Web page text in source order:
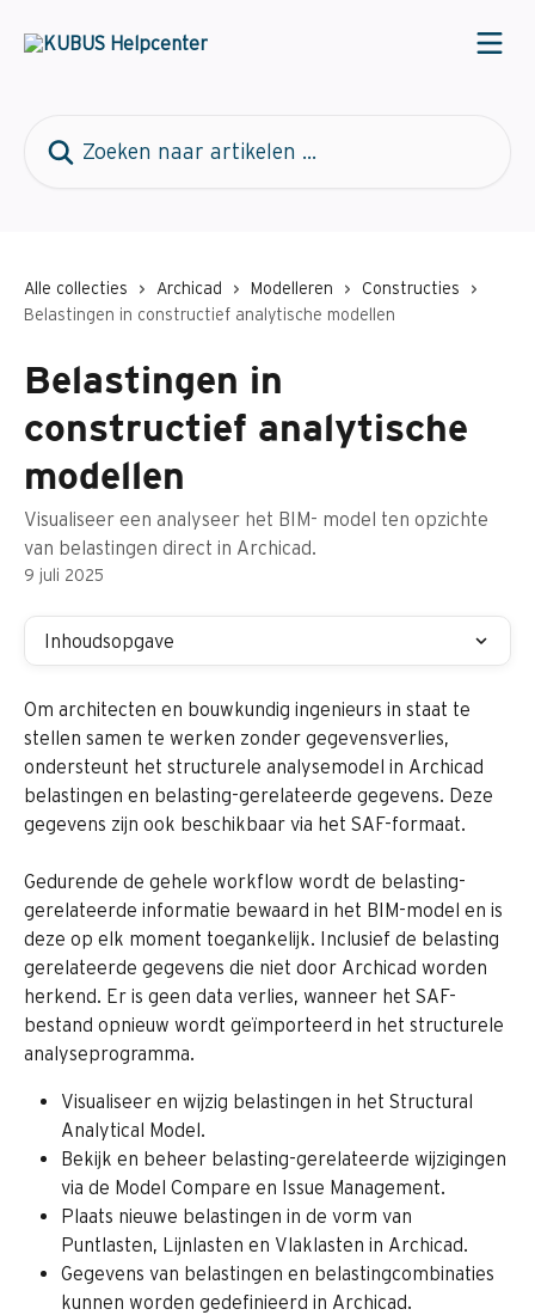
Alle collecties Archicad Modelleren
Constructies
Belastingen in constructief analytische modellen
Belastingen in
constructief analytische
modellen
Visualiseer een analyseer het BIM- model ten opzichte
van belastingen direct in Archicad.
9 juli 2025
Inhoudsopgave
Om architecten en bouwkundig ingenieurs in staat te
stellen samen te werken zonder gegevensverlies,
ondersteunt het structurele analysemodel in Archicad
belastingen en belasting-gerelateerde gegevens. Deze
gegevens zijn ook beschikbaar via het SAF-formaat.
Gedurende de gehele workflow wordt de belasting-
gerelateerde informatie bewaard in het BIM-model en is
deze op elk moment toegankelijk. Inclusief de belasting
gerelateerde gegevens die niet door Archicad worden
herkend. Er is geen data verlies, wanneer het SAF-
bestand opnieuw wordt geïmporteerd in het structurele
analyseprogramma.
Visualiseer en wijzig belastingen in het Structural
Analytical Model.
Bekijk en beheer belasting-gerelateerde wijzigingen
via de Model Compare en Issue Management.
Plaats nieuwe belastingen in de vorm van
Puntlasten, Lijnlasten en Vlaklasten in Archicad.
Gegevens van belastingen en belastingcombinaties
kunnen worden gedefinieerd in Archicad.